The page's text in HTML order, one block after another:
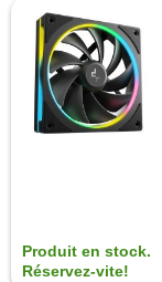
Produit en stock.
Réservez-vite!